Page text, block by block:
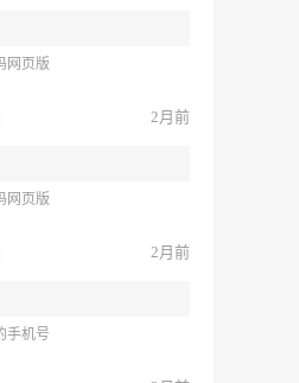
网页版
2月前
网页版
2月前
手机号